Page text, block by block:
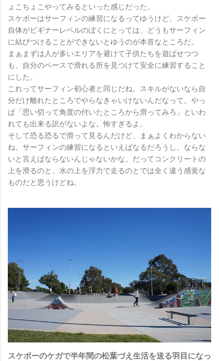
ょこちょこやってみるといった感じだった。
スケボーはサーフィンの練習になるってゆうけど、スケボー
自体がビギナーレベルのぼくにとっては、どうもサーフィン
に結びつけることができないとゆうのが本音なところだ。
まぁまずは人が多いエリアを避けて子供たちを遊ばせつつ
も、自分のペースで滑れる所を見つけて安全に練習すること
にした。
これってサーフィン初心者と同じだね。スキルがないなら自
分だけ離れたところでやらなきゃいけないんだなって。やっ
ぱ「思い切って角度の付いたところから滑ってみろ」といわ
れても出来る訳がないよな。怖すぎるよ。
そして恐る恐るで滑って見るんだけど、まぁよくわからない
ね。サーフィンの練習になるといえばなるだろうし、ならな
いと言えばならないんじゃないかな。だってコンクリートの
上を滑るのと、水の上を浮力で走るのとでは全く違う感覚な
ものだと思うけどね。
スケボーのケガで半年間の松葉づえ生活を送る羽目になっ